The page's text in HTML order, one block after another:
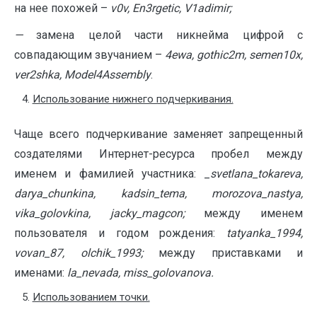
на нее похожей – v0v, En3rgetic, V1adimir;
—замена целой части никнейма цифрой с
совпадающим звучанием – 4ewa, gothic2m, semen10x,
ver2shka, Model4Assembly.
Использование нижнего подчеркивания.
Чаще всего подчеркивание заменяет запрещенный
создателями Интернет-ресурса пробел между
именем и фамилией участника: _ svetlana tokareva,
darya chunkina, kadsin_ tema, morozova nastya,
vika golovkina, jacky_ magcon; между именем
пользователя и годом рождения:
tatyanka _1994,
vovan_87, olchik_1993;между приставками и
именами: la nevada, miss_ golovanova.
Использованием точки.